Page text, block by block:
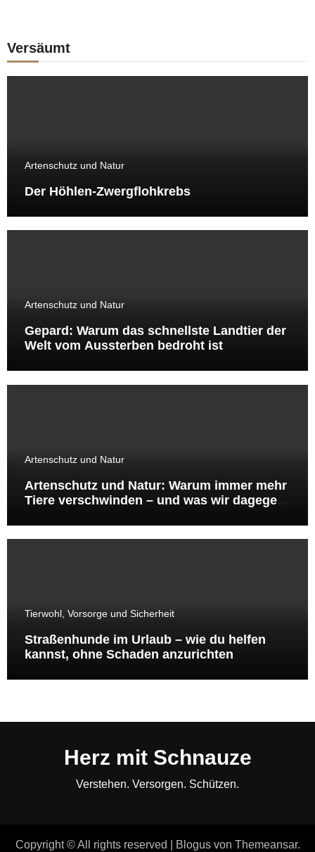
Versäumt
Artenschutz und Natur
Der Höhlen-Zwergflohkrebs
Artenschutz und Natur
Gepard: Warum das schnellste Landtier der
Welt vom Aussterben bedroht ist
Artenschutz und Natur
Artenschutz und Natur: Warum immer mehr
Tiere verschwinden – und was wir dagegen
Tierwohl, Vorsorge und Sicherheit
Straßenhunde im Urlaub – wie du helfen
kannst, ohne Schaden anzurichten
Herz mit Schnauze
Verstehen. Versorgen. Schützen.
Copyright © All rights reserved Blogusvon Themeansar.